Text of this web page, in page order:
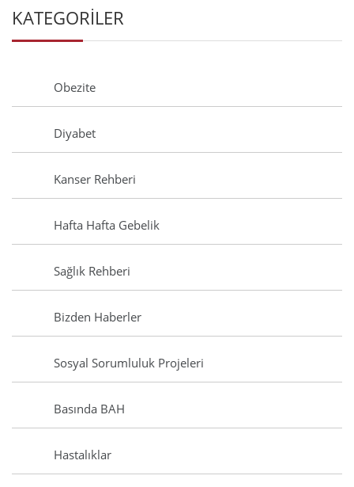
KATEGORİLER
Obezite
Diyabet
Kanser Rehberi
Hafta Hafta Gebelik
Sağlık Rehberi
Bizden Haberler
Sosyal Sorumluluk Projeleri
Basında BAH
Hastalıklar